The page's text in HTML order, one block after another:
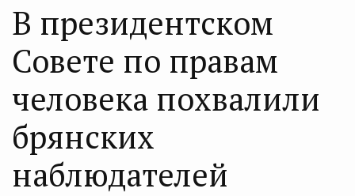
В президентском
Совете по правам
человека похвалили
брянских
наблюдателей